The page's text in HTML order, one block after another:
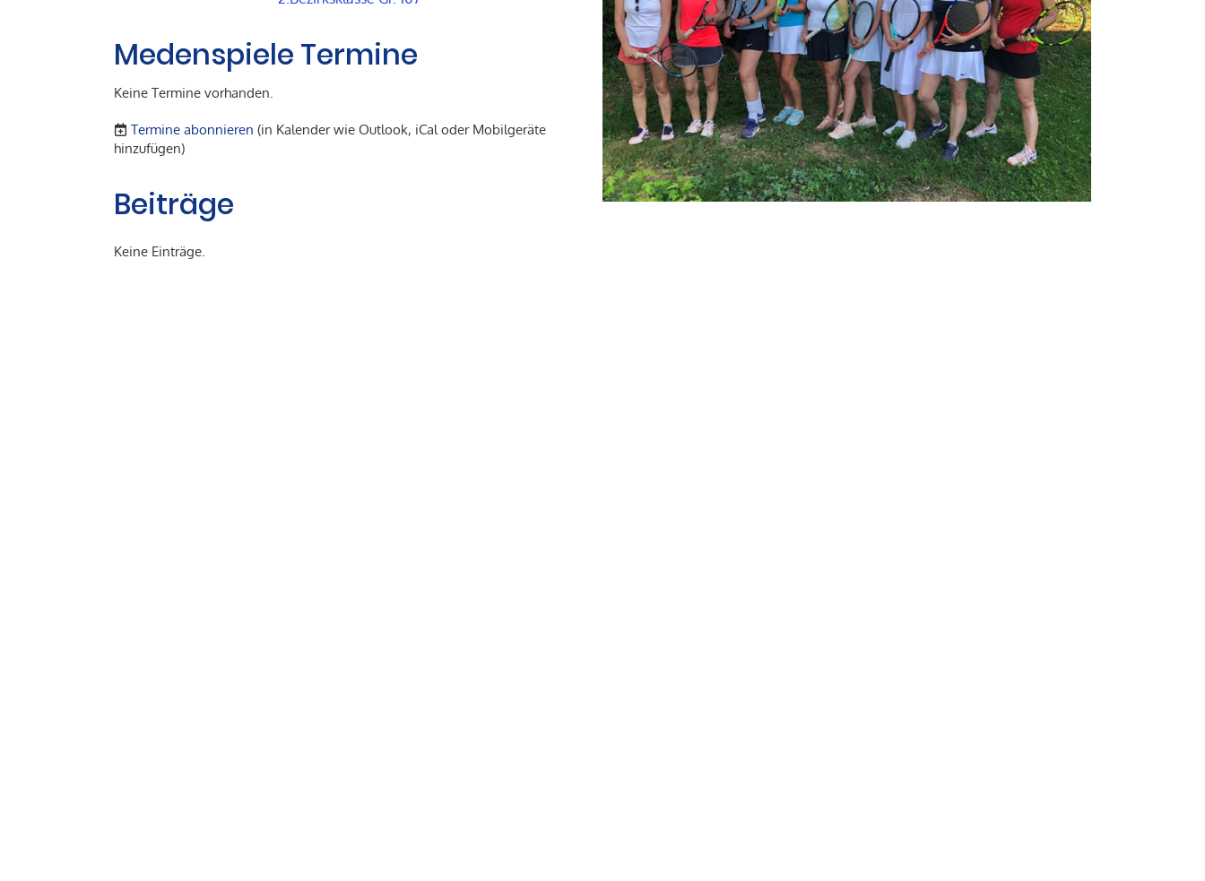
Medenspiele Termine
Keine Termine vorhanden.
Termine abonnieren (in Kalender wie Outlook, iCal oder Mobilgeräte
hinzufügen)
Beiträge
Keine Einträge.